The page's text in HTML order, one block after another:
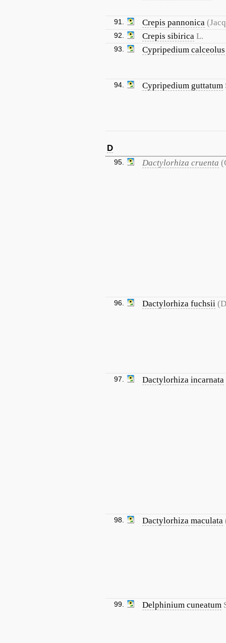
91. Crepis pannonica
92. Crepis sibirica L.
93. Cypripedium calceolus
94. Cypripedium guttatum
D
95. Dactylorhiza cruenta
96. Dactylorhiza fuchsii
97. Dactylorhiza incarnata
98. Dactylorhiza maculata
99. Delphinium cuneatum